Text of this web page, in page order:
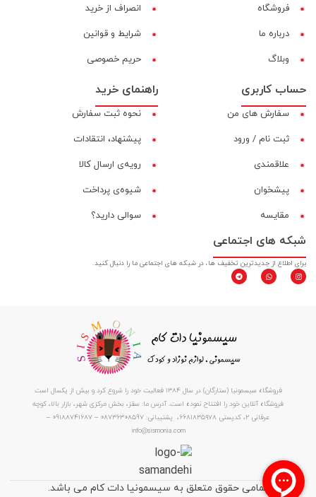
فروشگاه
درباره ما
وبلاگ
انصراف از خرید
شرایط و قوانین
حریم خصوصی
حساب کاربری
سفارش های من
ثبت نام / ورود
علاقمندی
پیشخوان
مقایسه‌
راهنمای خرید
نحوه ثبت سفارش
پیشنهاد، انتقادات
رویه‌ی ارسال کالا
شیوه‌ی پرداخت
سوالی دارید؟
شبکه های اجتماعی
برای اطلاع از جدیدترین تخفیف ها، در شبکه های اجتماعی ما را دنبال کنید.
فروشگاه سیسمونیا (ستارگان) در سال 1384 فعالیت خود را شروع کرد و بیش از یکسال است
فروشگاه آنلاین خود را افتتاح نموده است. آدرس ما: سقز، بخش مرکزی شهر، بازار بالا، کوچه
عرفانی ۲، کدپستی ۶۶۸۱۸۳۵۹۷۸، پشتیبانی: 08736308597 – 09188741687 –
info@sismonia.com
تمامی حقوق متعلق به سیسمونیا دات کام می باشد.